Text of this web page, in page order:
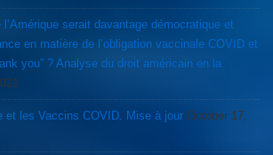
serait davantage démocratique et
en matière de l’obligation vaccinale COVID et
you” ? Analyse du droit américain en la
et les Vaccins COVID. Mise à jour October 17,